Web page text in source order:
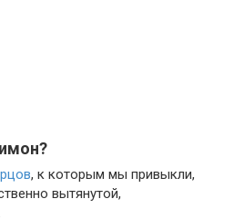
, к которым мы привыкли,
вытянутой,